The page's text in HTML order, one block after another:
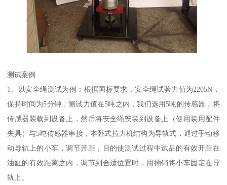
测试案例
1、以安全绳测试为例：根据国标要求，安全绳试验力值为2205N，
保持时间为5分钟，测试力值在5吨之内，我们选用5吨的传感器，将
传感器装载到设备上，然后将安全绳安装到设备上（使用装用配件
夹具）与5吨传感器串接，本卧式拉力机结构为导轨式，通过手动移
动导轨上的小车，调节开距，目的使测试过程中试品的有效开距在
油缸的有效距离之内，调节到合适位置时，用插销将小车固定在导
轨上。